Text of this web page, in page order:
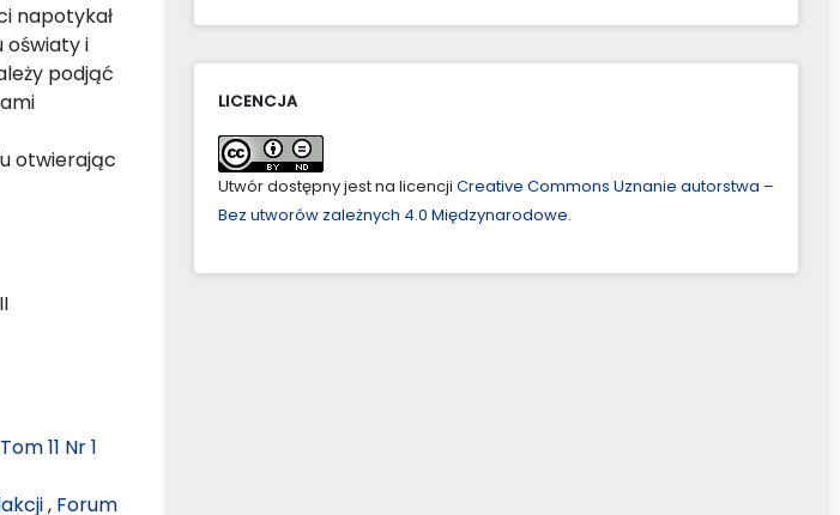
napotykał
oświaty i
podjąć
otwierając
11 Nr 1
, Forum
LICENCJA
Utwór dostępny jest na licencji Creative Commons Uznanie autorstwa –
Bez utworów zależnych 4.0 Międzynarodowe.